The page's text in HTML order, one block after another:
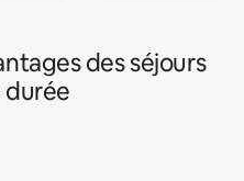
des séjours